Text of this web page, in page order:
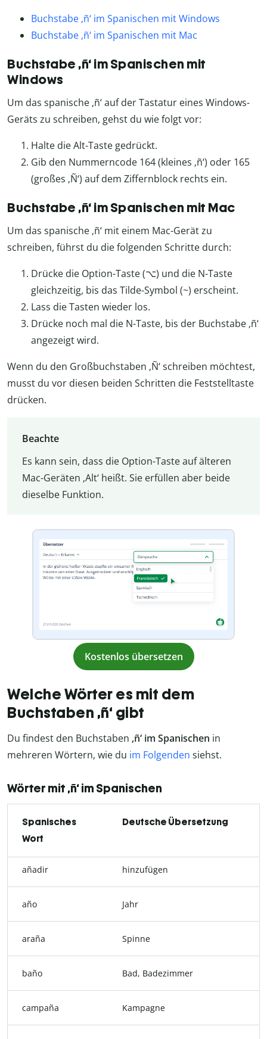
Buchstabe ‚ñ‘ im Spanischen mit Windows
Buchstabe ‚ñ‘ im Spanischen mit Mac
Buchstabe ‚ñ‘ im Spanischen mit
Windows
Um das spanische ‚ñ‘ auf der Tastatur eines Windows-
Geräts zu schreiben, gehst du wie folgt vor:
Halte die Alt-Taste gedrückt.
Gib den Nummerncode 164 (kleines ‚ñ‘) oder 165
(großes ‚Ñ‘) auf dem Ziffernblock rechts ein.
Buchstabe ‚ñ‘ im Spanischen mit Mac
Um das spanische ‚ñ‘ mit einem Mac-Gerät zu
schreiben, führst du die folgenden Schritte durch:
Drücke die Option-Taste (⌥) und die N-Taste
gleichzeitig, bis das Tilde-Symbol (~) erscheint.
Lass die Tasten wieder los.
Drücke noch mal die N-Taste, bis der Buchstabe ‚ñ‘
angezeigt wird.
Wenn du den Großbuchstaben ‚Ñ‘ schreiben möchtest,
musst du vor diesen beiden Schritten die Feststelltaste
drücken.
Beachte
Es kann sein, dass die Option-Taste auf älteren
Mac-Geräten ‚Alt‘ heißt. Sie erfüllen aber beide
dieselbe Funktion.
Kostenlos übersetzen
Welche Wörter es mit dem
Buchstaben ‚ñ‘ gibt
Du findest den Buchstaben ‚ñ‘ im Spanischen in
mehreren Wörtern, wie du im Folgenden siehst.
Wörter mit ‚ñ‘ im Spanischen
Spanisches
Wort
Deutsche Übersetzung
añadir hinzufügen
año Jahr
araña Spinne
baño Bad, Badezimmer
campaña Kampagne